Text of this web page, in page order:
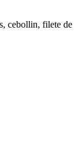
cebollin, filete de